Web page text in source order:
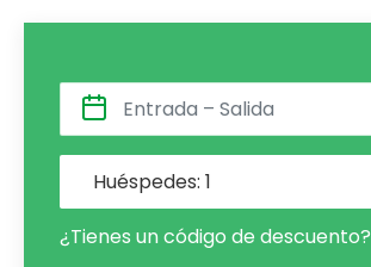
Huéspedes: 1
¿Tienes un código de descuento?